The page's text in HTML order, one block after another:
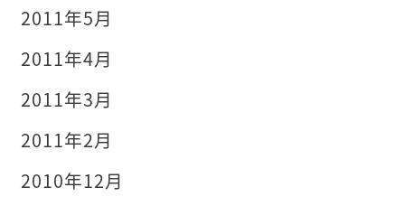
2011年5月
2011年4月
2011年3月
2011年2月
2010年12月